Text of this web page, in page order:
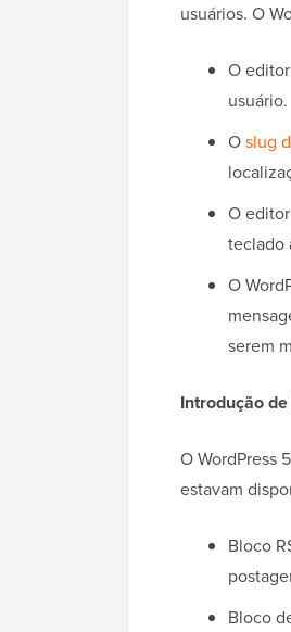
usuários. O
O
usuário.
Oslug
O
teclado
O
serem
Introdução
O WordPress
estavam
Bloco
Bloco